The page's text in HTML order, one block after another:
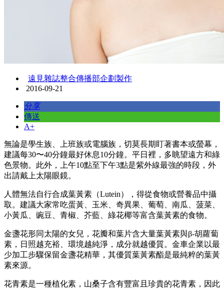
遠見雜誌整合傳播部企劃製作
2016-09-21
分享
傳送
A+
無論是學生族、上班族或電腦族，切莫長期盯著書本或螢幕，
建議每30〜40分鐘最好休息10分鐘。平日裡，多眺望遠方和綠
色景物。此外，上午10點至下午3點是紫外線最強的時段，外
出請戴上太陽眼鏡。
人體無法自行合成葉黃素（Lutein），得從食物或營養品中攝
取。建議大家常吃蛋黃、玉米、奇異果、葡萄、南瓜、菠菜、
小黃瓜、豌豆、青椒、芥藍、綠花椰等富含葉黃素的食物。
金盞花形同太陽的女兒，花瓣和葉片含大量葉黃素與β-胡蘿蔔
素，日照越充裕、環境越純淨，成分就越優質。金車企業以最
少加工步驟保留金盞花精華，其優質葉黃素酯是最純粹的葉黃
素來源。
花青素是一種植化素，山桑子含有豐富且珍貴的花青素，因此